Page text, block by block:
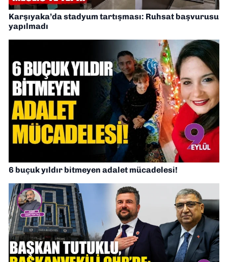
Karşıyaka’da stadyum tartışması: Ruhsat başvurusu
yapılmadı
6 buçuk yıldır bitmeyen adalet mücadelesi!